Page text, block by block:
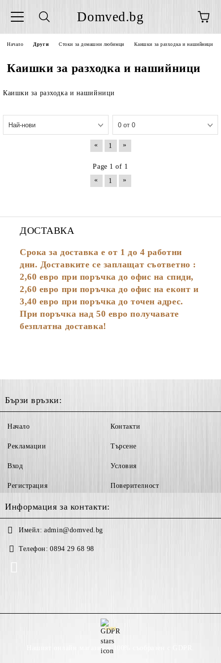
Domved.bg
Начало Други Стоки за домашни любимци Каишки за разходка и нашийници
Каишки за разходка и нашийници
Каишки за разходка и нашийници
« 1 »
Page 1 of 1
«
1 »
ДОСТАВКА
Срока за доставка е от 1 до 4 работни
дни. Доставките се заплащат съответно :
2,60 евро при поръчка до офис на спиди,
2,60 евро при поръчка до офис на еконт и
3,40 евро при поръчка до точен адрес.
При поръчка над 50 евро получавате
безплатна доставка!
Бързи връзки:
Начало
Рекламации
Вход
Регистрация
Контакти
Търсене
Условия
Поверителност
Информация за контакти:
Имейл: admin@domved.bg
Телефон: 0894 29 68 98
GDPR
Нашият онлайн магазин е 100% съобразен с GDPR.